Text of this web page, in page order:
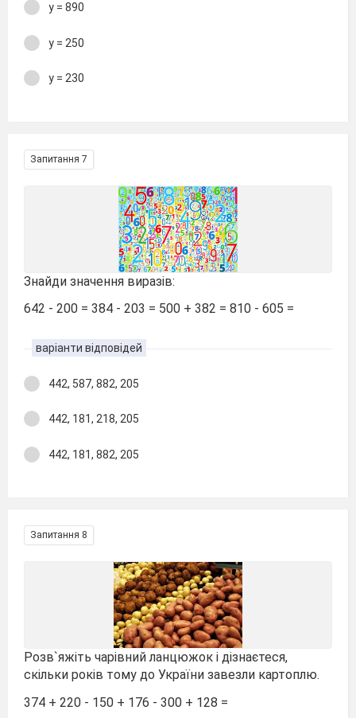
у = 890
у = 250
у = 230
Запитання 7
Знайди значення виразів:
642 - 200 = 384 - 203 = 500 + 382 = 810 - 605 =
варіанти відповідей
442, 587, 882, 205
442, 181, 218, 205
442, 181, 882, 205
Запитання 8
Розв`яжіть чарівний ланцюжок і дізнаєтеся,
скільки років тому до України завезли картоплю.
374 + 220 - 150 + 176 - 300 + 128 =